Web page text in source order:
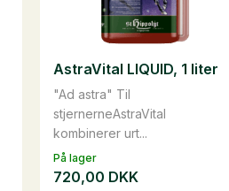
På lager
"Ad astra" Til
stjernerneAstraVital
kombinerer urt...
AstraVital LIQUID, 1 liter
720,00 DKK